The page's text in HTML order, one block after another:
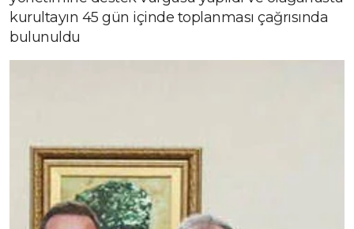
kurultayın 45 gün içinde toplanması çağrısında
bulunuldu